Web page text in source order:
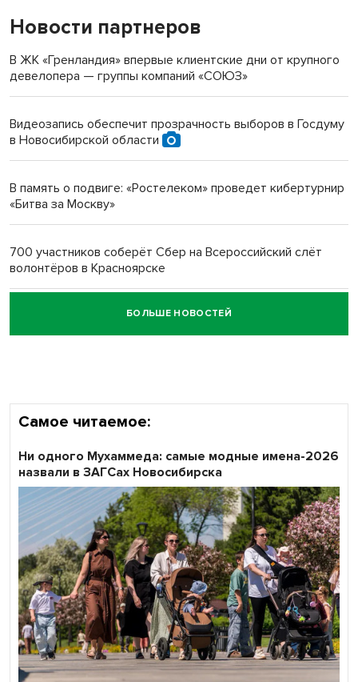
«Мы живём на пастбище!»: в новосибирском селе лошади
терроризируют жителей
Инвалид получил условный срок за избиение врачей
Новосибирский преподаватель с женой вошли в топ-16
Обновлённое отделение ВТБ открылось в Искитиме
Новости партнеров
В ЖК «Гренландия» впервые клиентские дни от крупного
девелопера — группы компаний «СОЮЗ»
Видеозапись обеспечит прозрачность выборов в Госдуму
в Новосибирской области
В память о подвиге: «Ростелеком» проведет кибертурнир
«Битва за Москву»
700 участников соберёт Сбер на Всероссийский слёт
волонтёров в Красноярске
Честный выбор: видеонаблюдение обеспечит
объективность результатов ЕДГ в Новосибирской
БОЛЬШЕ НОВОСТЕЙ
Самое читаемое:
Ни одного Мухаммеда: самые модные имена-2026
назвали в ЗАГСах Новосибирска